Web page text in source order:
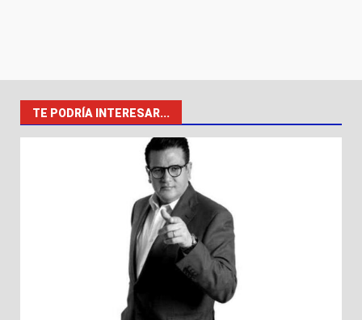
TE PODRÍA INTERESAR...